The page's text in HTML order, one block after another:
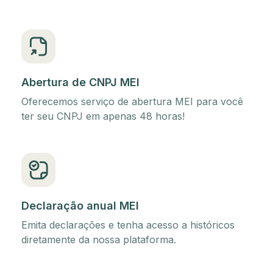
Abertura de CNPJ MEI
Oferecemos serviço de abertura MEI para você
ter seu CNPJ em apenas 48 horas!
Declaração anual MEI
Emita declarações e tenha acesso a históricos
diretamente da nossa plataforma.